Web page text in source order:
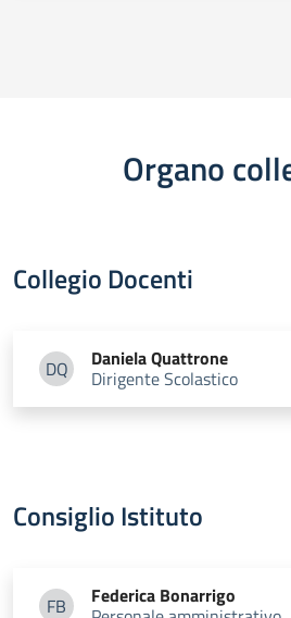
Organo
Collegio Docenti
DQDaniela Quattrone
DanielaQuattrone
Dirigente Scolastico
Consiglio Istituto
FB Federica Bonarrigo